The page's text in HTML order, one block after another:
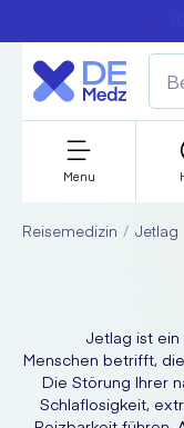
Menu
Reisemedizin Jetlag
Jetlag ist
Menschen betrifft,
Die Störung Ihrer
Schlaflosigkeit,